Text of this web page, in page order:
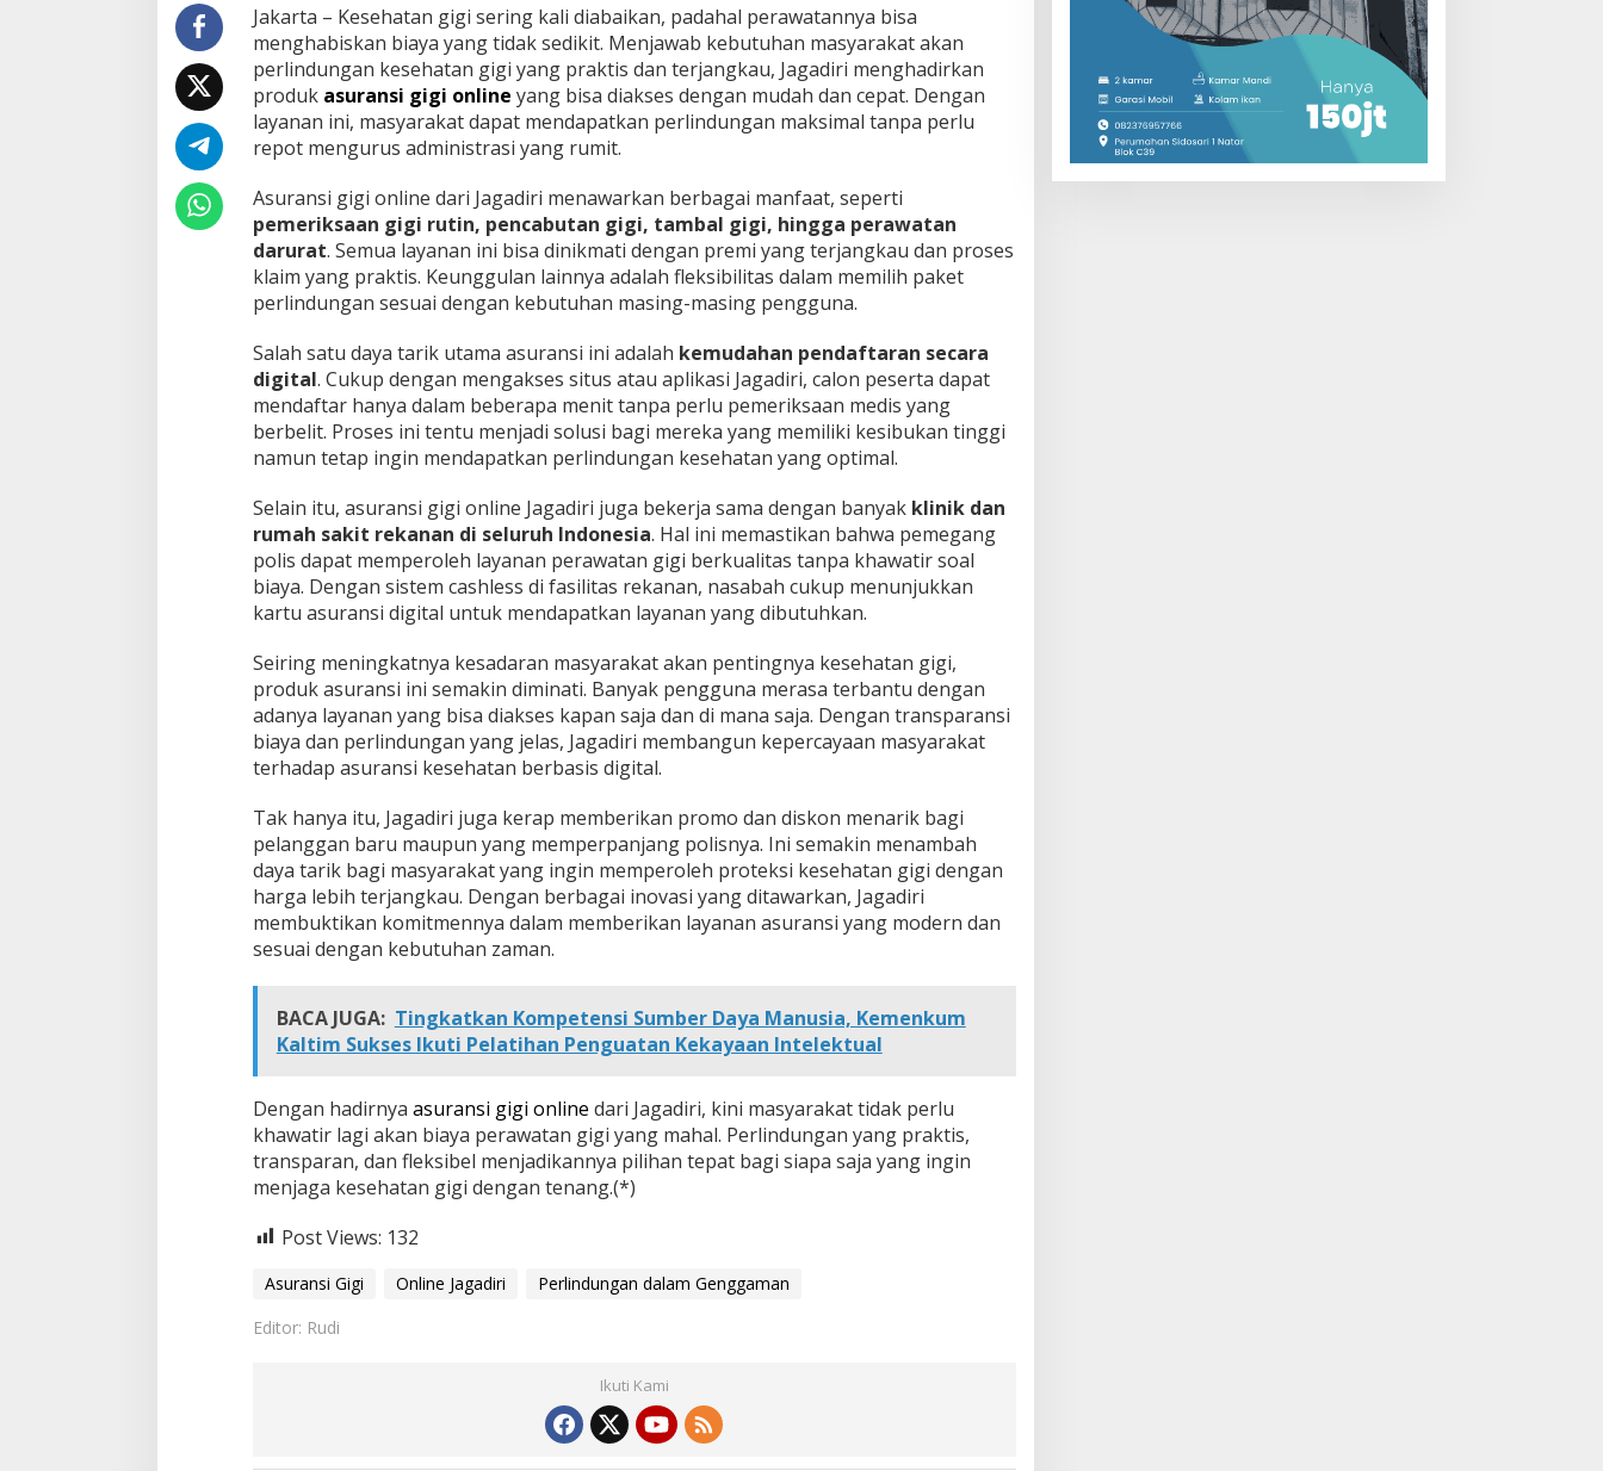
P
e
r
i
n
n
g
a
n
a
s
m
a
l
d
l
a
G
e
n
g
m
a
n
Jakarta – Kesehatan gigi sering kali diabaikan, padahal perawatannya bisa
menghabiskan biaya yang tidak sedikit. Menjawab kebutuhan masyarakat akan
perlindungan kesehatan gigi yang praktis dan terjangkau, Jagadiri menghadirkan
produk asuransi gigi online yang bisa diakses dengan mudah dan cepat. Dengan
layanan ini, masyarakat dapat mendapatkan perlindungan maksimal tanpa perlu
repot mengurus administrasi yang rumit.
Asuransi gigi online dari Jagadiri menawarkan berbagai manfaat, seperti
pemeriksaan gigi rutin, pencabutan gigi, tambal gigi, hingga perawatan
darurat. Semua layanan ini bisa dinikmati dengan premi yang terjangkau dan proses
klaim yang praktis. Keunggulan lainnya adalah fleksibilitas dalam memilih paket
perlindungan sesuai dengan kebutuhan masing-masing pengguna.
Salah satu daya tarik utama asuransi ini adalah kemudahan pendaftaran secara
digital. Cukup dengan mengakses situs atau aplikasi Jagadiri, calon peserta dapat
mendaftar hanya dalam beberapa menit tanpa perlu pemeriksaan medis yang
berbelit. Proses ini tentu menjadi solusi bagi mereka yang memiliki kesibukan tinggi
namun tetap ingin mendapatkan perlindungan kesehatan yang optimal.
Selain itu, asuransi gigi online Jagadiri juga bekerja sama dengan banyak klinik dan
rumah sakit rekanan di seluruh Indonesia. Hal ini memastikan bahwa pemegang
polis dapat memperoleh layanan perawatan gigi berkualitas tanpa khawatir soal
biaya. Dengan sistem cashless di fasilitas rekanan, nasabah cukup menunjukkan
kartu asuransi digital untuk mendapatkan layanan yang dibutuhkan.
Seiring meningkatnya kesadaran masyarakat akan pentingnya kesehatan gigi,
produk asuransi ini semakin diminati. Banyak pengguna merasa terbantu dengan
adanya layanan yang bisa diakses kapan saja dan di mana saja. Dengan transparansi
biaya dan perlindungan yang jelas, Jagadiri membangun kepercayaan masyarakat
terhadap asuransi kesehatan berbasis digital.
Tak hanya itu, Jagadiri juga kerap memberikan promo dan diskon menarik bagi
pelanggan baru maupun yang memperpanjang polisnya. Ini semakin menambah
daya tarik bagi masyarakat yang ingin memperoleh proteksi kesehatan gigi dengan
harga lebih terjangkau. Dengan berbagai inovasi yang ditawarkan, Jagadiri
membuktikan komitmennya dalam memberikan layanan asuransi yang modern dan
sesuai dengan kebutuhan zaman.
BACA JUGA: Tingkatkan Kompetensi Sumber Daya Manusia, Kemenkum
Kaltim Sukses Ikuti Pelatihan Penguatan Kekayaan Intelektual
Dengan hadirnya asuransi gigi online dari Jagadiri, kini masyarakat tidak perlu
khawatir lagi akan biaya perawatan gigi yang mahal. Perlindungan yang praktis,
transparan, dan fleksibel menjadikannya pilihan tepat bagi siapa saja yang ingin
menjaga kesehatan gigi dengan tenang.(*)
Post Views: 132
Asuransi Gigi Online Jagadiri
Perlindungan dalam Genggaman
Editor: Rudi
Ikuti Kami